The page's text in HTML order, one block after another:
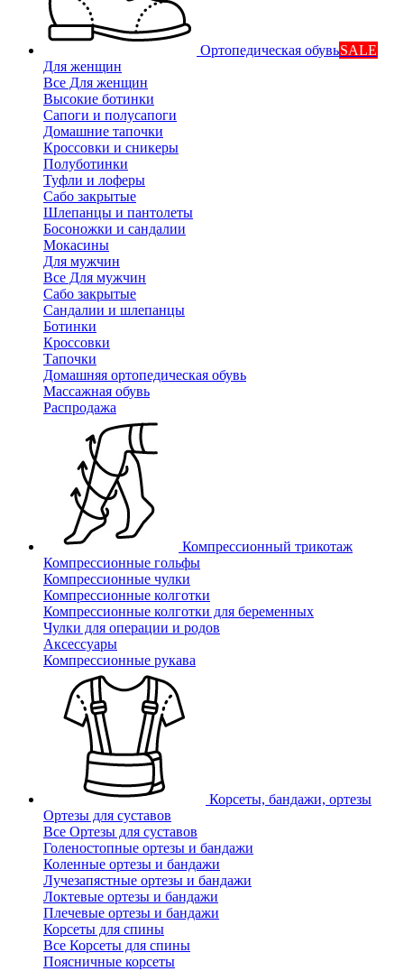
Ортопедическая обувьSALE
Для женщин
Все Для женщин
Высокие ботинки
Сапоги и полусапоги
Домашние тапочки
Кроссовки и сникеры
Полуботинки
Туфли и лоферы
Сабо закрытые
Шлепанцы и пантолеты
Босоножки и сандалии
Мокасины
Для мужчин
Все Для мужчин
Сабо закрытые
Сандалии и шлепанцы
Ботинки
Кроссовки
Тапочки
Домашняя ортопедическая обувь
Массажная обувь
Распродажа
Компрессионный трикотаж
Компрессионные гольфы
Компрессионные чулки
Компрессионные колготки
Компрессионные колготки для беременных
Чулки для операции и родов
Аксессуары
Компрессионные рукава
Корсеты, бандажи, ортезы
Ортезы для суставов
Все Ортезы для суставов
Голеностопные ортезы и бандажи
Коленные ортезы и бандажи
Лучезапястные ортезы и бандажи
Локтевые ортезы и бандажи
Плечевые ортезы и бандажи
Корсеты для спины
Все Корсеты для спины
Поясничные корсеты